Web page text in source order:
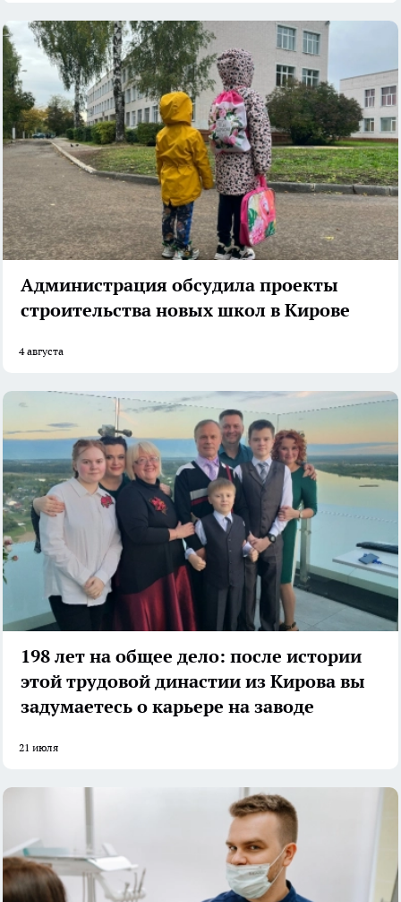
Администрация обсудила проекты
строительства новых школ в Кирове
4 августа
198 лет на общее дело: после истории
этой трудовой династии из Кирова вы
задумаетесь о карьере на заводе
21 июля